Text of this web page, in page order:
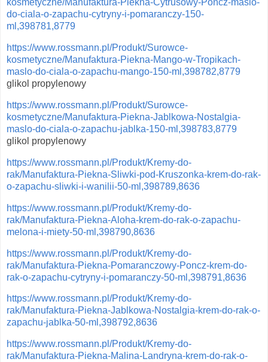
kosmetyczne/Manufaktura-Piekna-Cytrusowy-Poncz-maslo-
do-ciala-o-zapachu-cytryny-i-pomaranczy-150-
ml,398781,8779
https://www.rossmann.pl/Produkt/Surowce-
kosmetyczne/Manufaktura-Piekna-Mango-w-Tropikach-
maslo-do-ciala-o-zapachu-mango-150-ml,398782,8779
glikol propylenowy
https://www.rossmann.pl/Produkt/Surowce-
kosmetyczne/Manufaktura-Piekna-Jablkowa-Nostalgia-
maslo-do-ciala-o-zapachu-jablka-150-ml,398783,8779
glikol propylenowy
https://www.rossmann.pl/Produkt/Kremy-do-
rak/Manufaktura-Piekna-Sliwki-pod-Kruszonka-krem-do-rak-
o-zapachu-sliwki-i-wanilii-50-ml,398789,8636
https://www.rossmann.pl/Produkt/Kremy-do-
rak/Manufaktura-Piekna-Aloha-krem-do-rak-o-zapachu-
melona-i-miety-50-ml,398790,8636
https://www.rossmann.pl/Produkt/Kremy-do-
rak/Manufaktura-Piekna-Pomaranczowy-Poncz-krem-do-
rak-o-zapachu-cytryny-i-pomaranczy-50-ml,398791,8636
https://www.rossmann.pl/Produkt/Kremy-do-
rak/Manufaktura-Piekna-Jablkowa-Nostalgia-krem-do-rak-o-
zapachu-jablka-50-ml,398792,8636
https://www.rossmann.pl/Produkt/Kremy-do-
rak/Manufaktura-Piekna-Malina-Landryna-krem-do-rak-o-